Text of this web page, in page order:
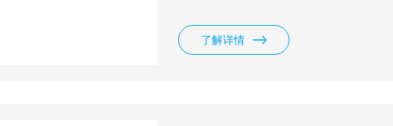
了解详情